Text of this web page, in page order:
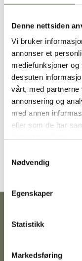
Denne nettsiden
Vi bruker
annonser et
mediefunksjoner
dessuten
vårt, med partnerne
annonsering og
med annen
eller som de har
Nødvendig
Egenskaper
Statistikk
Markedsføring
Latest Posts
Categories
Nasjonalparker
Sommer
[vc_empty_space
Ta gjerne
Engerdal